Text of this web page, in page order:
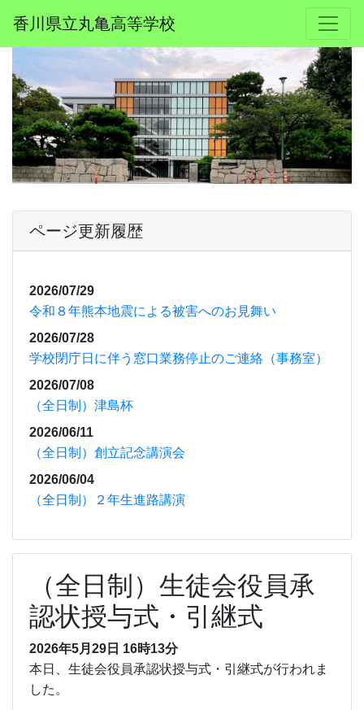
香川県立丸亀高等学校
ページ更新履歴
2026/07/29
令和８年熊本地震による被害へのお見舞い
2026/07/28
学校閉庁日に伴う窓口業務停止のご連絡（事務室）
2026/07/08
（全日制）津島杯
2026/06/11
（全日制）創立記念講演会
2026/06/04
（全日制）２年生進路講演
（全日制）生徒会役員承
認状授与式・引継式
2026年5月29日 16時13分
本日、生徒会役員承認状授与式・引継式が行われま
した。